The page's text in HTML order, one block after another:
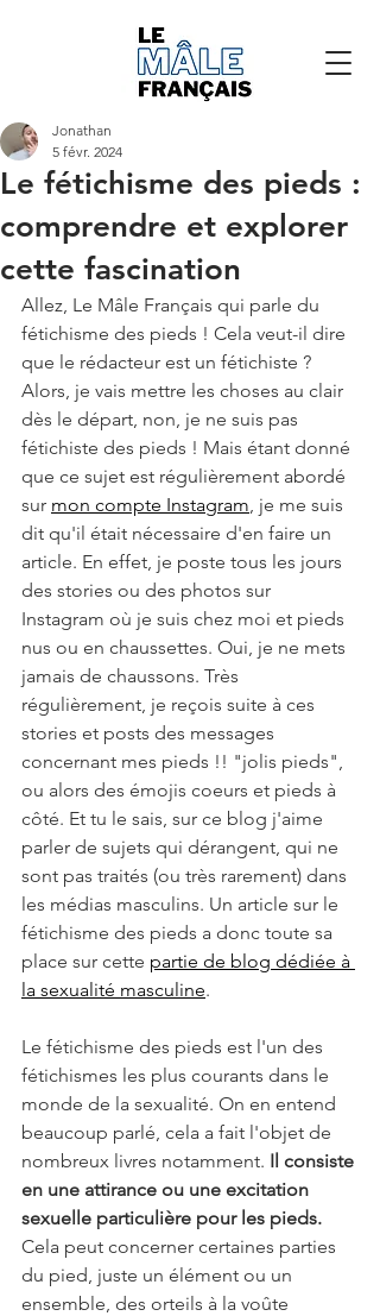
Le fétichisme des pieds :
comprendre et explorer
cette fascination
Jonathan
5 févr. 2024
Allez, Le Mâle Français qui parle du
fétichisme des pieds ! Cela veut-il dire
que le rédacteur est un fétichiste ?
Alors, je vais mettre les choses au clair
dès le départ, non, je ne suis pas
fétichiste des pieds ! Mais étant donné
que ce sujet est régulièrement abordé
sur mon compte Instagram, je me suis
dit qu'il était nécessaire d'en faire un
article. En effet, je poste tous les jours
des stories ou des photos sur
Instagram où je suis chez moi et pieds
nus ou en chaussettes. Oui, je ne mets
jamais de chaussons. Très
régulièrement, je reçois suite à ces
stories et posts des messages
concernant mes pieds !! "jolis pieds",
ou alors des émojis coeurs et pieds à
côté. Et tu le sais, sur ce blog j'aime
parler de sujets qui dérangent, qui ne
sont pas traités (ou très rarement) dans
les médias masculins. Un article sur le
fétichisme des pieds a donc toute sa
place sur cette partie de blog dédiée à
la sexualité masculine.
Le fétichisme des pieds est l'un des
fétichismes les plus courants dans le
monde de la sexualité. On en entend
beaucoup parlé, cela a fait l'objet de
nombreux livres notamment. Il consiste
en une attirance ou une excitation
sexuelle particulière pour les pieds.
Cela peut concerner certaines parties
du pied, juste un élément ou un
ensemble, des orteils à la voûte